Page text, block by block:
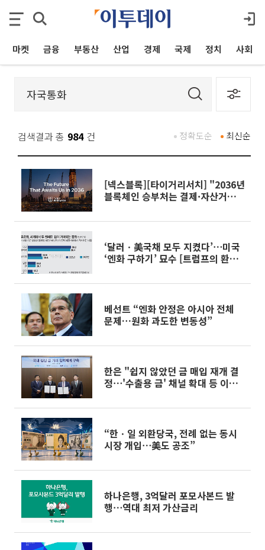
마켓 금융 부동산 산업 경제 국제 정치 사회
검색결과 총 984 건 최신순
정확도순
[넥스블록][타이거리서치] "2036년
블록체인 승부처는 결제·자산거래·
‘달러ㆍ美국채 모두 지켰다’⋯미국
‘엔화 구하기’ 묘수 [트럼프의 환율
베선트 “엔화 안정은 아시아 전체
문제…원화 과도한 변동성”
한은 "쉽지 않았던 금 매입 재개 결
정⋯'수출용 금' 채널 확대 등 이점"
“한ㆍ일 외환당국, 전례 없는 동시
시장 개입⋯美도 공조”
하나은행, 3억달러 포모사본드 발
행⋯역대 최저 가산금리